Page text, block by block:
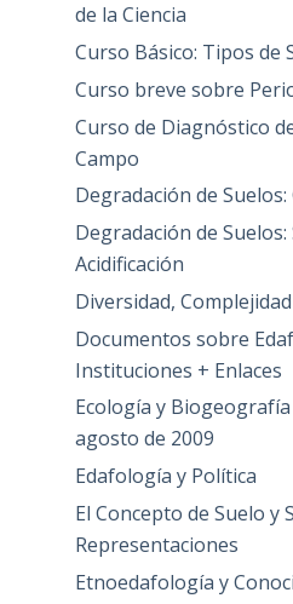
de la Ciencia
Curso Básico: Tipos de
Curso breve sobre
Curso de Diagnóstico
Campo
Degradación de
Degradación de
Acidificación
Diversidad,
Documentos sobre
Instituciones + Enlaces
Ecología y
agosto de 2009
Edafología y Política
El Concepto de Suelo y
Representaciones
Etnoedafología y